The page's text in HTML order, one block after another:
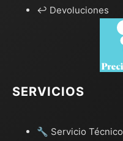
↩️ Devoluciones
SERVICIOS
🔧 Servicio Técnico